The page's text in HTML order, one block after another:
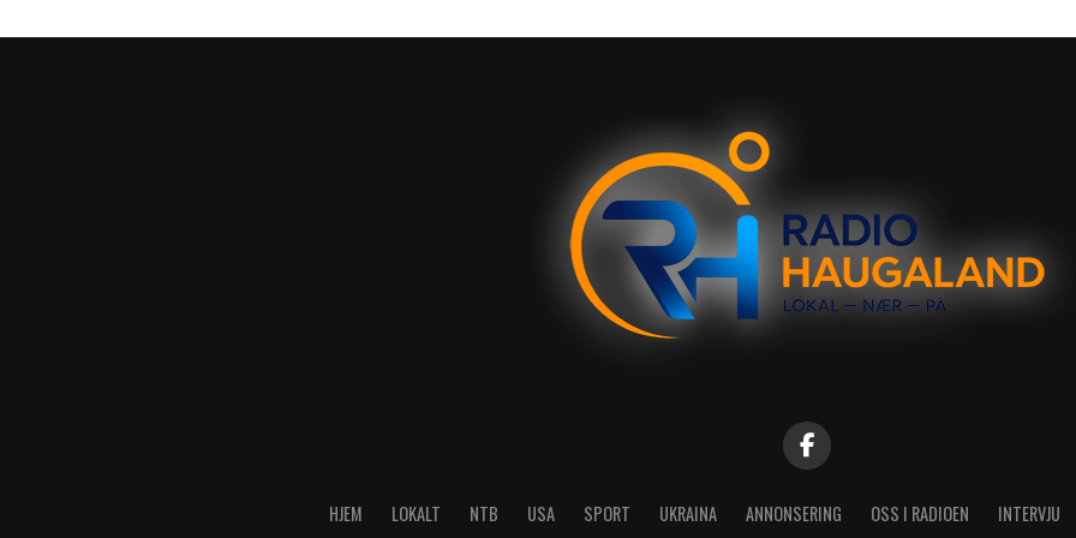
HJEM LOKALT NTB USA SPORT UKRAINA ANNONSERING OSS I RADIOEN INTERVJU